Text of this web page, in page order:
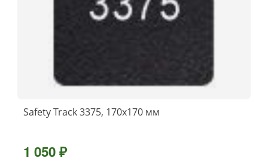
Safety Track 3375, 170x170 мм
1 050 ₽